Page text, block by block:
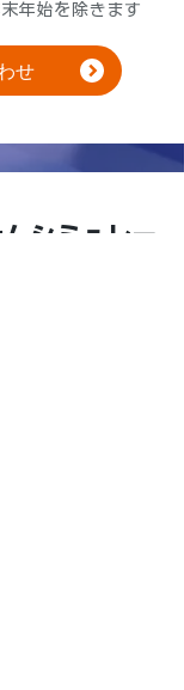
年始を除きます
せ
んシミュレー